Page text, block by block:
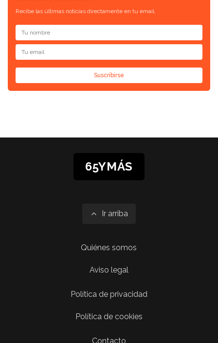
Recibe las últimas noticias directamente en tu email.
Suscribirse
65YMÁS
Ir arriba
Quiénes somos
Aviso legal
Política de privacidad
Política de cookies
Contacto